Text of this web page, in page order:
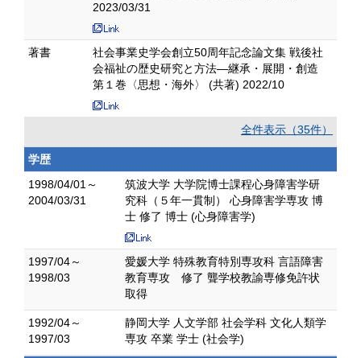
2023/03/31
著書
社会事業史学会創立50周年記念論文集 戦後社
会福祉の歴史研究と方法―継承・展開・創造
第１巻〈思想・海外〉 (共著) 2022/10
全件表示（35件）
学歴
1998/04/01～
2004/03/31
筑波大学 大学院博士課程心身障害学研
究科（５年一貫制） 心身障害学専攻 博
士 修了 博士 (心身障害学)
1997/04～
1998/03
愛媛大学 特殊教育特別専攻科 言語障害
教育専攻 修了 聾学校教諭専修免許状
取得
1992/04～
1997/03
静岡大学 人文学部 社会学科 文化人類学
専攻 卒業 学士 (社会学)